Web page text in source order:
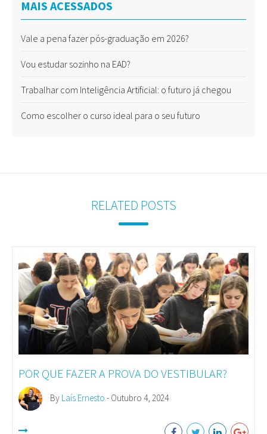
MAIS ACESSADOS
Vale a pena fazer pós-graduação em 2026?
Vou estudar sozinho na EAD?
Trabalhar com Inteligência Artificial: o futuro já chegou
Como escolher o curso ideal para o seu futuro
RELATED POSTS
POR QUE FAZER A PROVA DO VESTIBULAR?
By Laís Ernesto - Outubro 4, 2024